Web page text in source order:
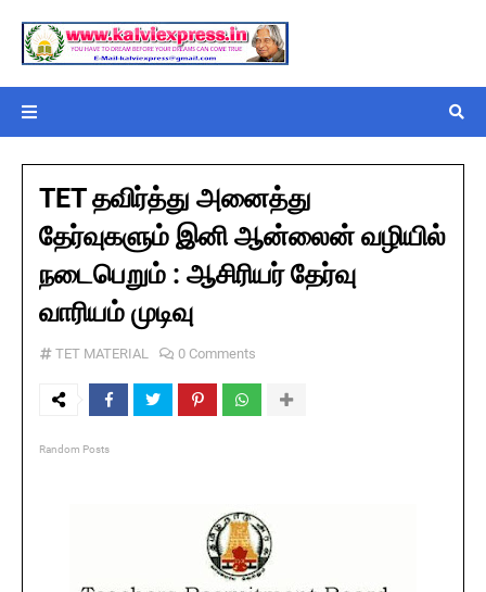
TET தவிர்த்து அனைத்து
தேர்வுகளும் இனி ஆன்லைன் வழியில்
நடைபெறும் : ஆசிரியர் தேர்வு
வாரியம் முடிவு
TET MATERIAL 0 Comments
Random Posts